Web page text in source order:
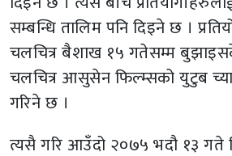
सम्बन्धि तालिम पनि दिइने छ ।
चलचित्र बैशाख १५ गतेसम्म
चलचित्र आसुसेन फिल्म्सको युटुब
गरिने छ ।
त्यसै गरि आउँदो २०७५ भदौ १३ गते